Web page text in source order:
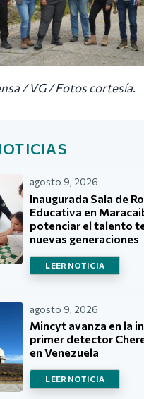
/ VG / Fotos cortesía.
agosto 9, 2026
Inaugurada Sala de
Educativa en
potenciar el talento
nuevas generaciones
LEER NOTICIA
agosto 9, 2026
Mincyt avanza en la
primer detector
en Venezuela
LEER NOTICIA